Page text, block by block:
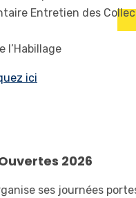
Entretien des
l’Habillage
ici
2026
ses journées